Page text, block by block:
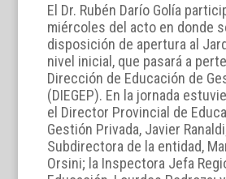
El Dr. Rubén Darío Golía
miércoles del acto en donde
disposición de apertura al
nivel inicial, que pasará a
Dirección de Educación de
(DIEGEP). En la jornada
el Director Provincial de
Gestión Privada, Javier
Subdirectora de la entidad,
Orsini; la Inspectora Jefa